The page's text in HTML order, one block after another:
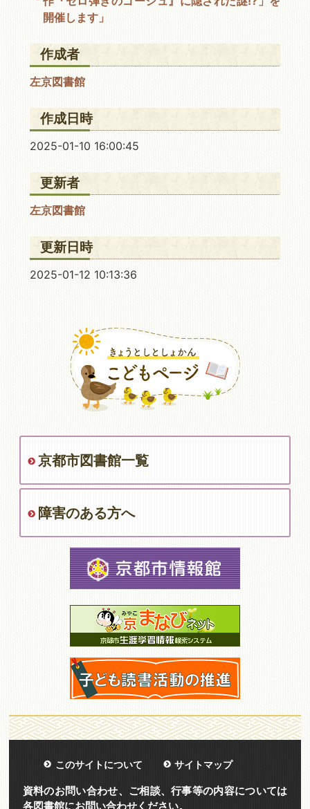
開催します」
作成者
左京図書館
作成日時
2025-01-10 16:00:45
更新者
左京図書館
更新日時
2025-01-12 10:13:36
京都市図書館一覧
障害のある方へ
このサイトについて サイトマップ
資料のお問い合わせ、ご相談、行事等の内容については
各図書館にお問い合わせください。